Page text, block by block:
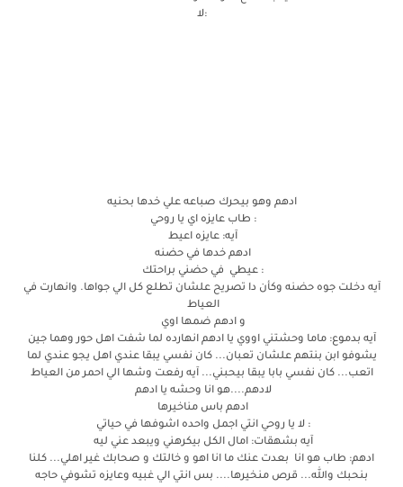
:لا
ادهم وهو بيحرك صباعه علي خدها بحنيه
: طاب عايزه اي يا روحي
آيه: عايزه اعيط
ادهم خدها في حضنه
: عيطي في حضني براحتك
آيه دخلت جوه حضنه وكأن دا تصريح علشان تطلع كل الي جواها. وانهارت في
العياط
و ادهم ضمها اوي
آيه بدموع: ماما وحشتني اووي يا ادهم انهارده لما شفت اهل حور وهما جين
يشوفو ابن بنتهم علشان تعبان... كان نفسي يبقا عندي اهل يجو عندي لما
اتعب... كان نفسي بابا يبقا بيحبني... آيه رفعت وشها الي احمر من العياط
لادهم....هو انا وحشه يا ادهم
ادهم باس مناخيرها
: لا يا روحي انتي اجمل واحده اشوفها في حياتي
آيه بشهقات: امال الكل بيكرهني ويبعد عني ليه
ادهم: طاب هو انا بعدت عنك ما انا اهو و خالتك و صحابك غير اهلي... كلنا
بنحبك والله... قرص منخيرها.... بس انتي الي غبيه وعايزه تشوفي حاجه